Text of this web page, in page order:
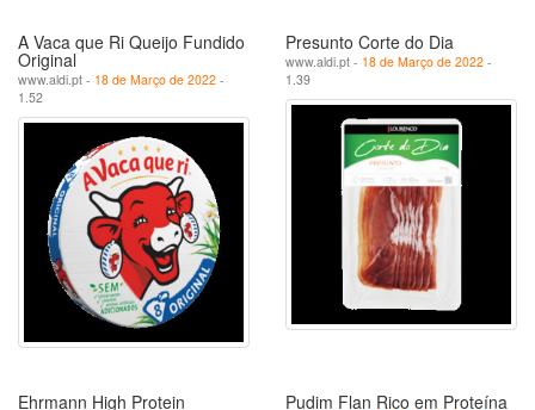
A Vaca que Ri Queijo Fundido
Original
www.aldi.pt - 18 de Março de 2022 -
1.52
Presunto Corte do Dia
www.aldi.pt - 18 de Março de 2022 -
1.39
Ehrmann High Protein Pudim Flan Rico em Proteína